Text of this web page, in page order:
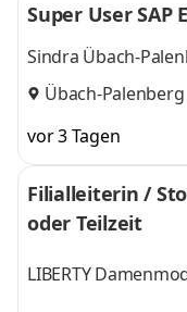
Super User SAP
Sindra Übach-
Übach-Palenberg
vor 3 Tagen
Filialleiterin /
oder Teilzeit
LIBERTY